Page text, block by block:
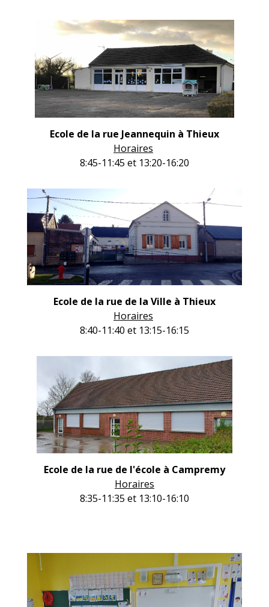
Ecole de la rue Jeannequin à Thieux
Horaires
8:45-11:45 et 13:20-16:20
Ecole de la rue de la Ville à Thieux
Horaires
8:40-11:40 et 13:15-16:15
Ecole de la rue de l'école à Campremy
Horaires
8:35-11:35 et 13:10-16:10